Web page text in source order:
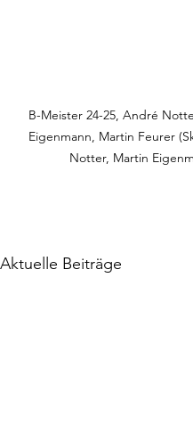
B-Meister 24-25, André
Eigenmann, Martin Feurer
Notter, Martin
Aktuelle Beiträge